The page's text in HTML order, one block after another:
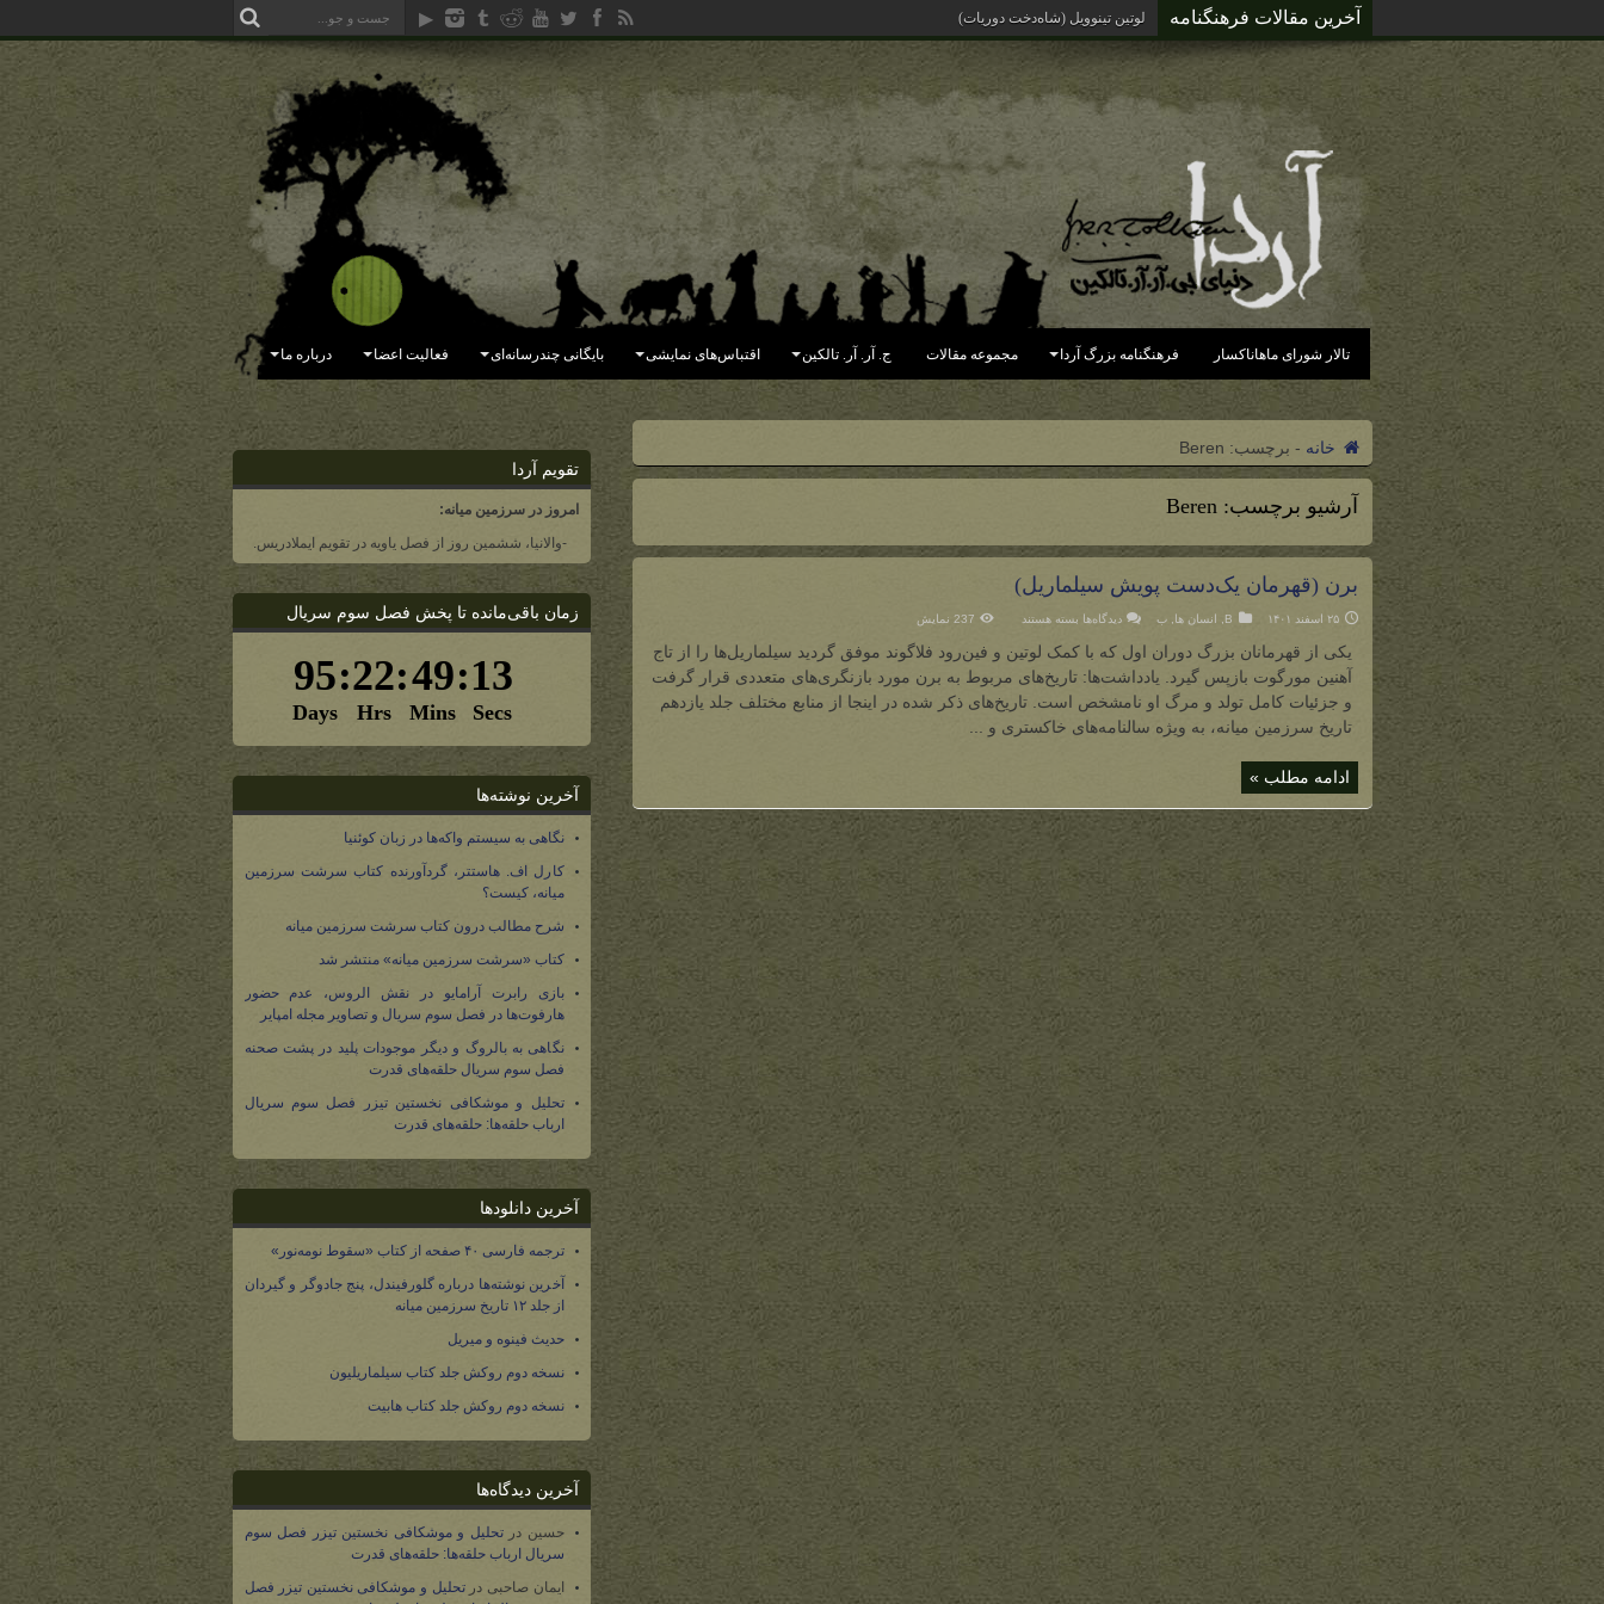
آخرین مقالات فرهنگنامه لوتین تینوویل (شاه‌دخت دوریات)
تالار شورای ماهاناکسار فرهنگنامه بزرگ آردا مجموعه مقالات ج. آر. آر. تالکین اقتباس‌های نمایشی بایگانی چندرسانه‌ای فعالیت اعضا درباره ما
خانه - برچسب: Beren
آرشیو برچسب:Beren
برن (قهرمان یک‌دست پویش سیلماریل)
۲۵ اسفند ۱۴۰۱ B انسان ها ,ب دیدگاه‌ها برای
(قهرمان
یک‌دست
پویش
سیلماریل)
بسته هستند 237 نمایش
یکی از قهرمانان بزرگ دوران اول که با کمک لوتین و فین‌رود فلاگوند موفق گردید سیلماریل‌ها را از تاج
آهنین مورگوت بازپس گیرد. یادداشت‌ها: تاریخ‌های مربوط به برن مورد بازنگری‌های متعددی قرار گرفت
و جزئیات کامل تولد و مرگ او نامشخص است. تاریخ‌های ذکر شده در اینجا از منابع مختلف جلد یازدهم
تاریخ سرزمین میانه، به ویژه سالنامه‌های خاکستری و ...
ادامه مطلب »
تقویم آردا
امروز در سرزمین میانه:
-والانیا، ششمین روز از فصل یاویه در تقویم ایملادریس.
زمان باقی‌مانده تا پخش فصل سوم سریال
آخرین نوشته‌ها
نگاهی به سیستم واکه‌ها در زبان کوئنیا
کارل اف. هاستتر، گردآورنده کتاب سرشت سرزمین
میانه، کیست؟
شرح مطالب درون کتاب سرشت سرزمین میانه
کتاب «سرشت سرزمین میانه» منتشر شد
بازی رابرت آرامایو در نقش الروس، عدم حضور
هارفوت‌ها در فصل سوم سریال و تصاویر مجله امپایر
نگاهی به بالروگ و دیگر موجودات پلید در پشت صحنه
فصل سوم سریال حلقه‌های قدرت
تحلیل و موشکافی نخستین تیزر فصل سوم سریال
ارباب حلقه‌ها: حلقه‌های قدرت
آخرین دانلودها
ترجمه فارسی ۴۰ صفحه از کتاب «سقوط نومه‌نور»
آخرین نوشته‌ها درباره گلورفیندل، پنج جادوگر و گیردان
از جلد ۱۲ تاریخ سرزمین میانه
حدیث فینوه و میریل
نسخه دوم روکش جلد کتاب سیلماریلیون
نسخه دوم روکش جلد کتاب هابیت
آخرین دیدگاه‌ها
حسین درتحلیل و موشکافی نخستین تیزر فصل سوم
سریال ارباب حلقه‌ها: حلقه‌های قدرت
ایمان صاحبی درتحلیل و موشکافی نخستین تیزر فصل